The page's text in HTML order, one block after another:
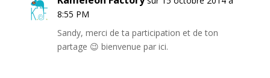
8:55 PM
Sandy, merci de ta participation et de ton
partage 😉 bienvenue par ici.